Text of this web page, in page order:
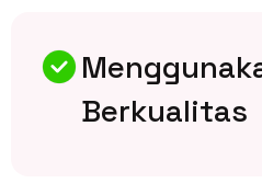
Berkualitas